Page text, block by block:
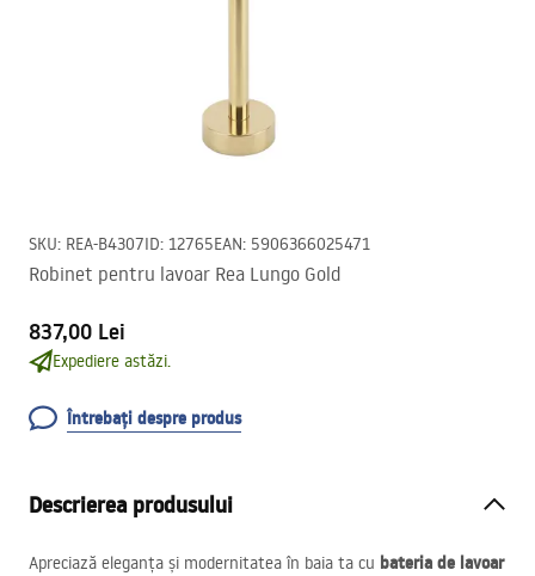
SKU: REA-B4307ID: 12765EAN: 5906366025471
Robinet pentru lavoar Rea Lungo Gold
837,00 Lei
Expediere astăzi.
Întrebați despre produs
Descrierea produsului
Apreciază eleganța și modernitatea în baia ta cu bateria de lavoar